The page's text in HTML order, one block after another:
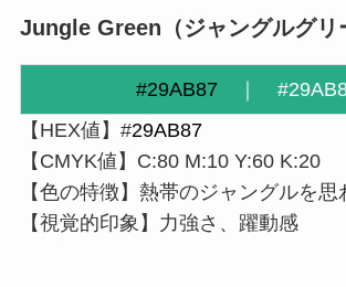
Jungle Green （ジャングルグリ
#29AB87
【HEX値】#29AB87
【CMYK値】C:80 M:10 Y:60 K:20
【色の特徴】熱帯のジャングルを思
【視覚的印象】力強さ、躍動感